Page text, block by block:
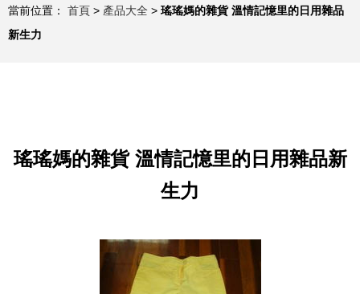
當前位置： 首頁 > 產品大全 > 瑤瑤媽的雜貨 溫情記憶里的日用雜品
新生力
瑤瑤媽的雜貨 溫情記憶里的日用雜品新
生力